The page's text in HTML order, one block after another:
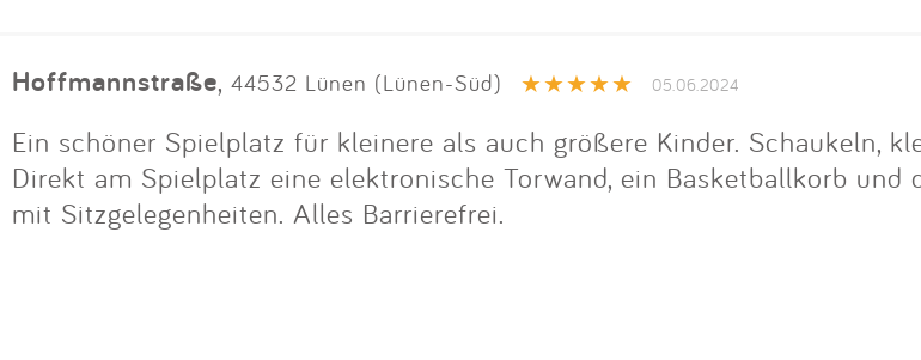
Anmelden
Hoffmannstraße, 44532 Lünen (Lünen-Süd) 05.06.2024
Ein schöner Spielplatz für kleinere als auch größere Kinder. Schaukeln,
Direkt am Spielplatz eine elektronische Torwand, ein Basketballkorb
mit Sitzgelegenheiten. Alles Barrierefrei.